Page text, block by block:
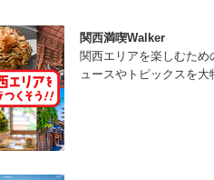
関西満喫Walker
関西エリアを楽しむため
ュースやトピックスを大